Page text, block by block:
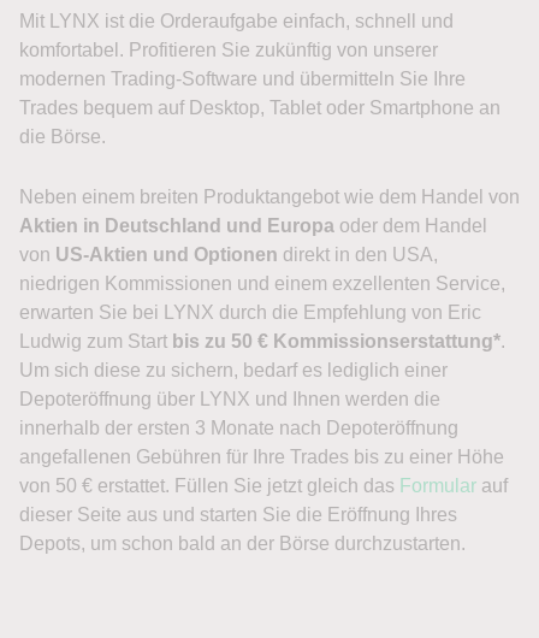
Mit LYNX ist die Orderaufgabe einfach, schnell und
komfortabel. Profitieren Sie zukünftig von unserer
modernen Trading-Software und übermitteln Sie Ihre
Trades bequem auf Desktop, Tablet oder Smartphone an
die Börse.
Neben einem breiten Produktangebot wie dem Handel von
Aktien in Deutschland und Europa oder dem Handel
von US-Aktien und Optionen direkt in den USA,
niedrigen Kommissionen und einem exzellenten Service,
erwarten Sie bei LYNX durch die Empfehlung von Eric
Ludwig zum Start bis zu 50 € Kommissionserstattung*.
Um sich diese zu sichern, bedarf es lediglich einer
Depoteröffnung über LYNX und Ihnen werden die
innerhalb der ersten 3 Monate nach Depoteröffnung
angefallenen Gebühren für Ihre Trades bis zu einer Höhe
von 50 € erstattet. Füllen Sie jetzt gleich das Formular auf
dieser Seite aus und starten Sie die Eröffnung Ihres
Depots, um schon bald an der Börse durchzustarten.